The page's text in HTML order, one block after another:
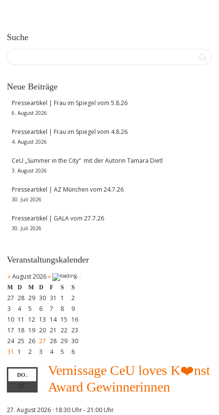
Suche
Neue Beiträge
Presseartikel | Frau im Spiegel vom 5.8.26
6. August 2026
Presseartikel | Frau im Spiegel vom 4.8.26
4. August 2026
CeU „Summer in the City“ mit der Autorin Tamara Dietl
3. August 2026
Presseartikel | AZ München vom 24.7.26
30. Juli 2026
Presseartikel | GALA vom 27.7.26
30. Juli 2026
Veranstaltungskalender
« August 2026»
M D M D F S S
27 28 29 30 31 1
2
3
4 5 6 7 8
9
10 11 12 13 14 15 16
17 18 19 20 21 22 23
24 25 26 27 28 29 30
31
1 2 3 4 5 6
DO.
27
Vernissage CeU loves K❤️nst
Award Gewinnerinnen
27. August 2026 · 18:30 Uhr-21:00 Uhr